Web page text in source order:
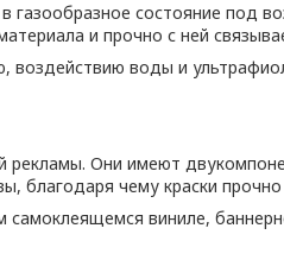
состояние под
и прочно с ней
воздействию воды и
Они имеют
благодаря чему краски
виниле,